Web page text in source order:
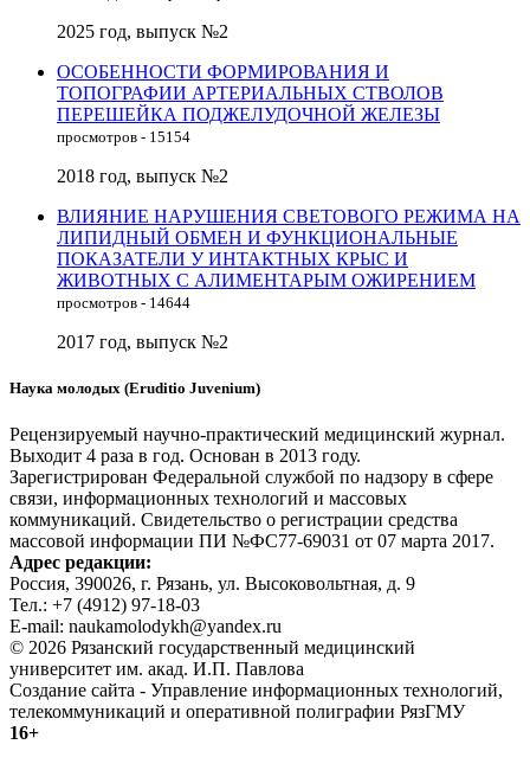
2025 год, выпуск №2
ОСОБЕННОСТИ ФОРМИРОВАНИЯ И
ТОПОГРАФИИ АРТЕРИАЛЬНЫХ СТВОЛОВ
ПЕРЕШЕЙКА ПОДЖЕЛУДОЧНОЙ ЖЕЛЕЗЫ
просмотров - 15154
2018 год, выпуск №2
ВЛИЯНИЕ НАРУШЕНИЯ СВЕТОВОГО РЕЖИМА НА
ЛИПИДНЫЙ ОБМЕН И ФУНКЦИОНАЛЬНЫЕ
ПОКАЗАТЕЛИ У ИНТАКТНЫХ КРЫС И
ЖИВОТНЫХ С АЛИМЕНТАРЫМ ОЖИРЕНИЕМ
просмотров - 14644
2017 год, выпуск №2
Наука молодых (Eruditio Juvenium)
Рецензируемый научно-практический медицинский журнал.
Выходит 4 раза в год. Основан в 2013 году.
Зарегистрирован Федеральной службой по надзору в сфере
связи, информационных технологий и массовых
коммуникаций. Свидетельство о регистрации средства
массовой информации ПИ №ФС77-69031 от 07 марта 2017.
Адрес редакции:
Россия, 390026, г. Рязань, ул. Высоковольтная, д. 9
Тел.: +7 (4912) 97-18-03
E-mail: naukamolodykh@yandex.ru
© 2026 Рязанский государственный медицинский
университет им. акад. И.П. Павлова
Создание сайта - Управление информационных технологий,
телекоммуникаций и оперативной полиграфии РязГМУ
16+